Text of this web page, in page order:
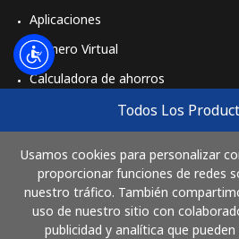
Todos Los
Usamos cookies para personalizar
proporcionar funciones de redes
nuestro tráfico. También
uso de nuestro sitio con
publicidad y analítica que
Aplicaciones
Número Virtual
Calculadora de ahorros
Cómo funciona
Paga con